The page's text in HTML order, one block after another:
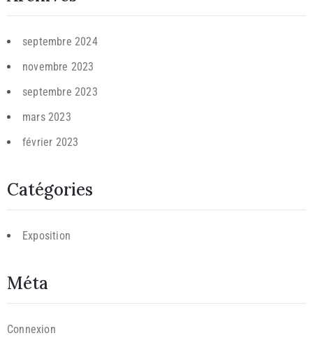
septembre 2024
novembre 2023
septembre 2023
mars 2023
février 2023
Catégories
Exposition
Méta
Connexion